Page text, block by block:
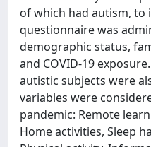
of which had autism, to
questionnaire was
demographic status,
and COVID-19
autistic subjects were
variables were
pandemic: Remote
Home activities, Sleep